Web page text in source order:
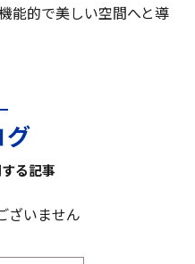
能的で美しい空間へと導
る記事
ざいません